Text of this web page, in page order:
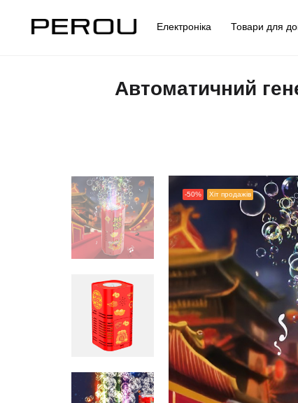
Електроніка Товари для
Автоматичний
-50% Хіт продажів